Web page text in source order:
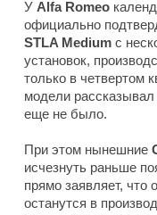
У Alfa Romeo
официально
STLA Medium с
установок,
только в четвертом
модели рассказывал
еще не было.
При этом нынешние
исчезнуть раньше
прямо заявляет, что
останутся в